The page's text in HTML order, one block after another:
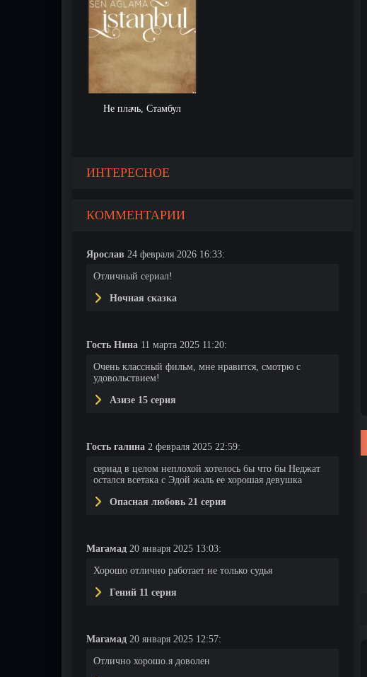
Не плачь, Стамбул
ИНТЕРЕСНОЕ
КОММЕНТАРИИ
Ярослав 24 февраля 2026 16:33:
Отличный сериал!
Ночная сказка
Гость Нина 11 марта 2025 11:20:
Очень классный фильм, мне нравится, смотрю с
удовольствием!
Азизе 15 серия
Гость галина 2 февраля 2025 22:59:
сериад в целом неплохой хотелось бы что бы Неджат
остался всетака с Эдой жаль ее хорошая девушка
Опасная любовь 21 серия
Магамад 20 января 2025 13:03:
Хорошо отлично работает не только судья
Гений 11 серия
Магамад 20 января 2025 12:57:
Отлично хорошо.я доволен